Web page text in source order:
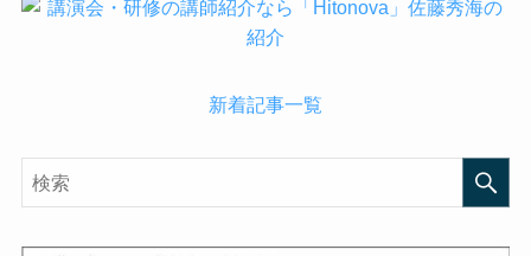
新着記事一覧